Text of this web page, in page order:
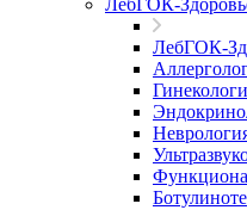
ЛебГОК-
ЛебГОК-